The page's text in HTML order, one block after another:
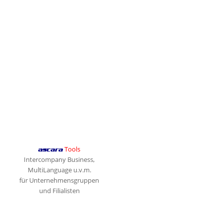
ascara Tools
Intercompany Business,
MultiLanguage u.v.m.
für Unternehmensgruppen
und Filialisten